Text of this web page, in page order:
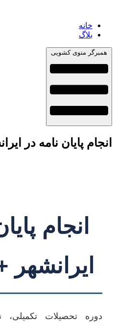
خانه
بلاگ
همبرگر منوی کشویی
انجام پایان نامه در
انجام
دوره تحصیلات